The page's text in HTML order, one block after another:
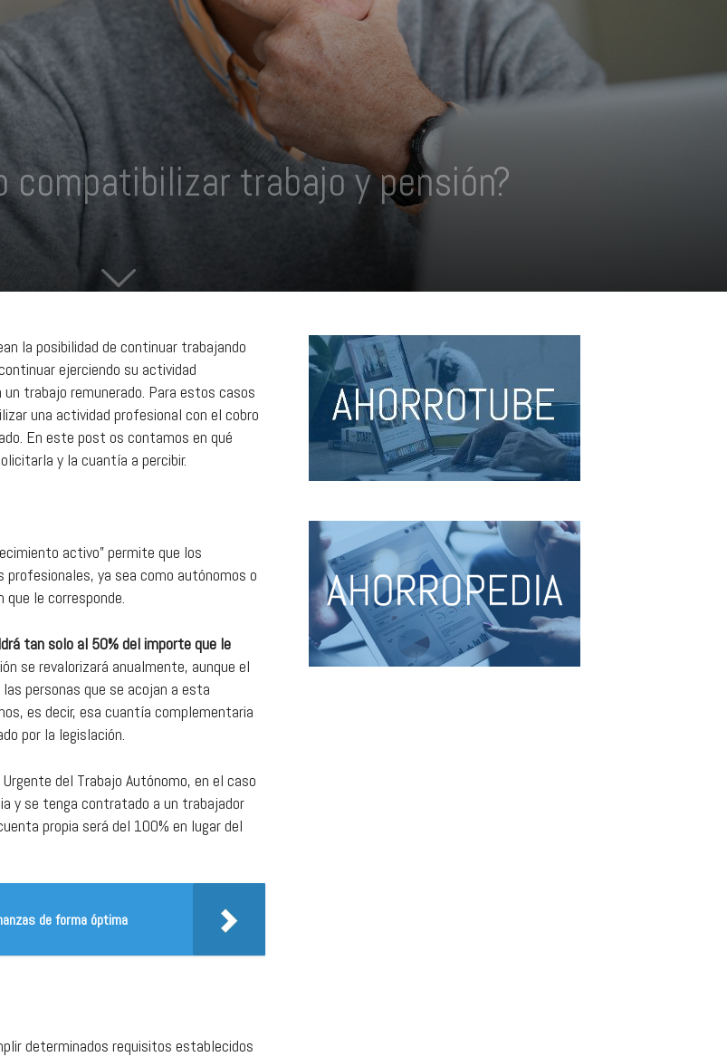
compatibilizar trabajo y pensión?
la posibilidad de continuar trabajando
ejerciendo su actividad
trabajo remunerado. Para estos casos
una actividad profesional con el cobro
En este post os contamos en qué
y la cuantía a percibir.
activo” permite que los
ya sea como autónomos o
le corresponde.
tan solo al 50% del importe que le
se revalorizará anualmente, aunque el
personas que se acojan a esta
es decir, esa cuantía complementaria
por la legislación.
del Trabajo Autónomo, en el caso
y se tenga contratado a un trabajador
propia será del 100% en lugar del
de forma óptima
determinados requisitos establecidos